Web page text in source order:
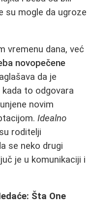
su mogle da ugroze
vremenu dana, već
novopečene
da je
to odgovara
novim
Idealno
roditelji
se neko drugi
je u komunikaciji i
Šta One